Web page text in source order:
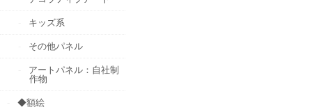
キッズ系
その他パネル
アートパネル：自社制
作物
◆額絵